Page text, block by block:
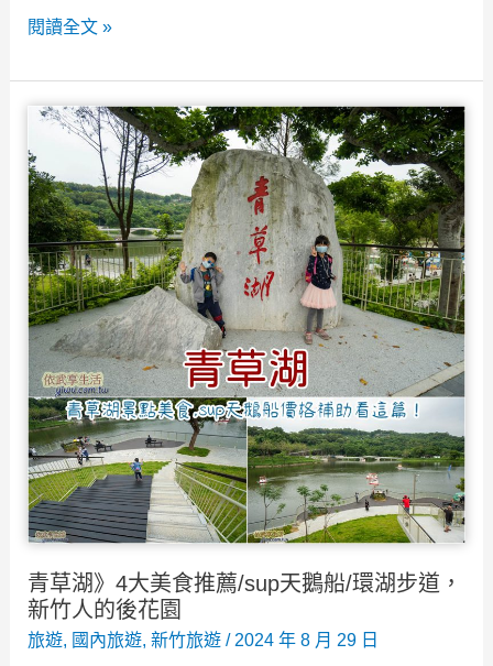
通/
攻
略
新
日
遊》
6
條
超
夯
新
竹
一
日
遊
景
點
好
玩
好
拍
閱讀全文 »
青草湖》4大美食推薦/sup天鵝船/環湖步道，
新竹人的後花園
旅遊, 國內旅遊, 新竹旅遊/ 2024 年 8 月 29 日